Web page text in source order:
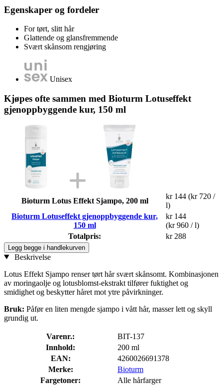
Egenskaper og fordeler
For tørt, slitt hår
Glattende og glansfremmende
Svært skånsom rengjøring
Unisex
Kjøpes ofte sammen med Bioturm Lotuseffekt
gjenoppbyggende kur, 150 ml
Bioturm Lotus Effekt Sjampo, 200 ml
kr 144 (kr 720 /
l)
Bioturm Lotuseffekt gjenoppbyggende kur,
150 ml
kr 144
(kr 960 / l)
Totalpris:
kr 288
Legg begge i handlekurven
Beskrivelse
Lotus Effekt Sjampo renser tørt hår svært skånsomt. Kombinasjonen
av moringaolje og lotusblomst-ekstrakt tilfører fuktighet og
smidighet og beskytter håret mot ytre påvirkninger.
Bruk: Påfør en liten mengde sjampo i vått hår, masser lett og skyll
grundig ut.
Varenr.:
BIT-137
Innhold:
200 ml
EAN:
4260026691378
Merke:
Bioturm
Fargetoner:
Alle hårfarger